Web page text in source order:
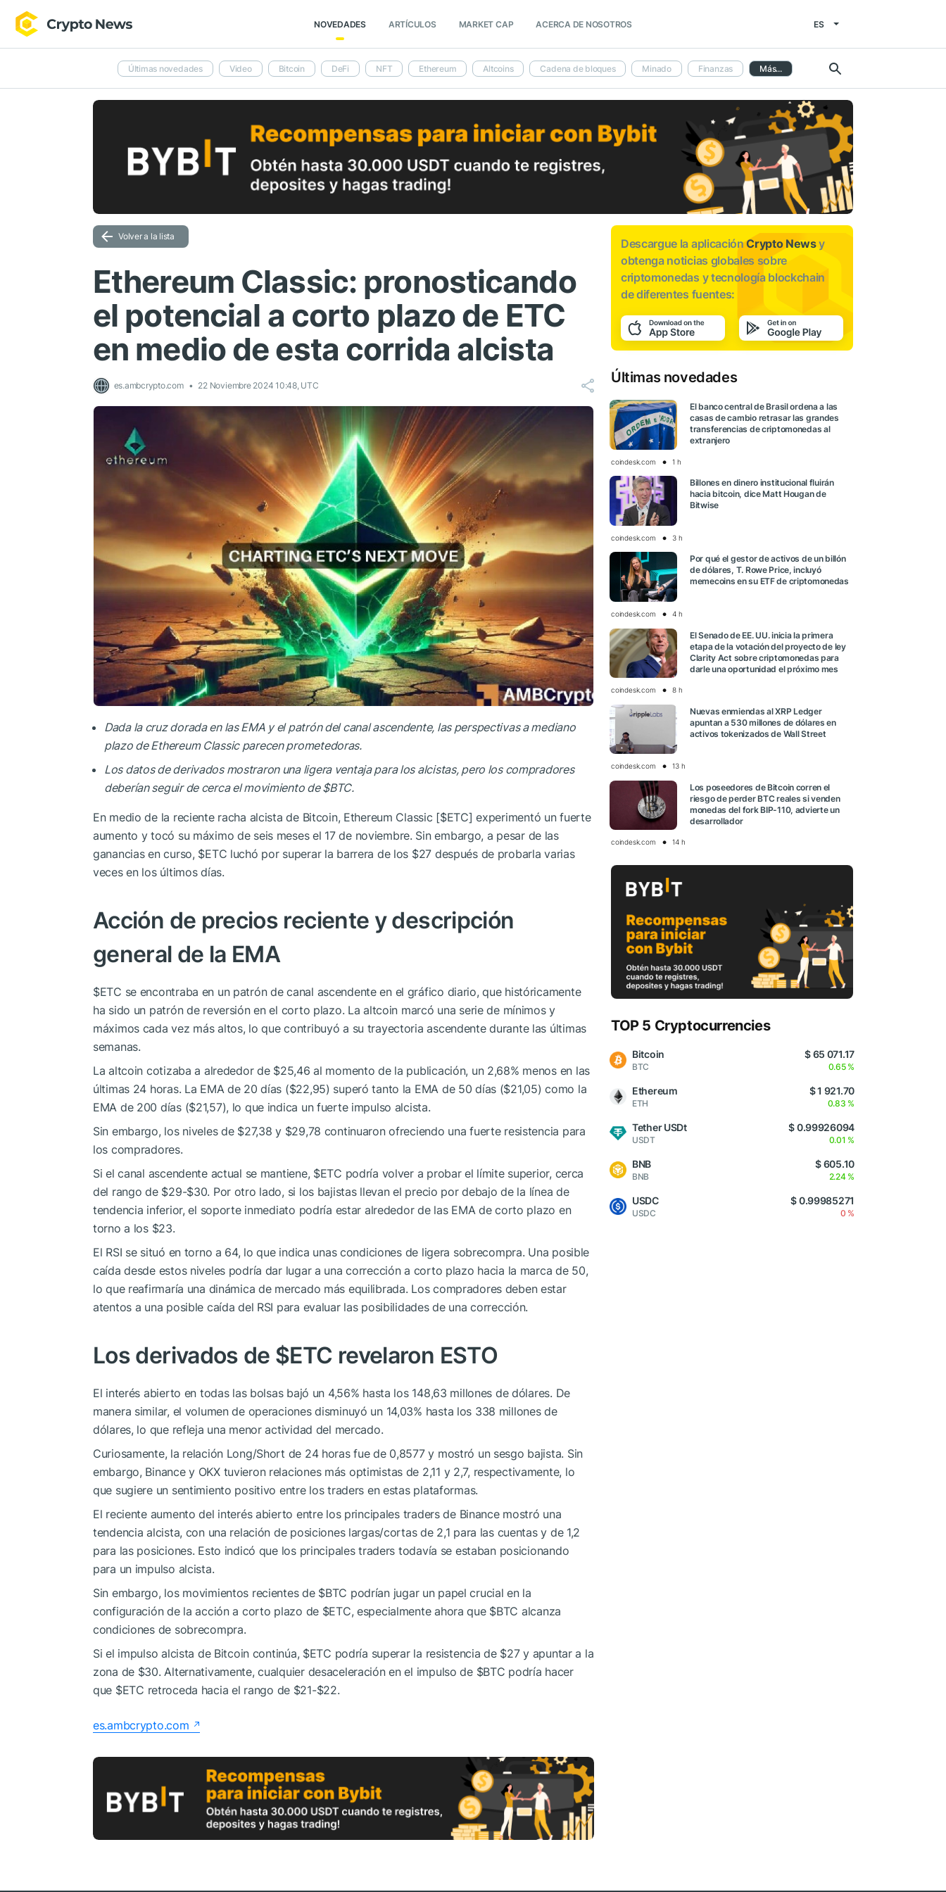
NOVEDADES ARTÍCULOS MARKET CAP ACERCA DE NOSOTROS ES
Últimas novedades Video Bitcoin DeFi NFT Ethereum Altcoins Cadena de bloques Minado Finanzas Más...
Volver a la lista
Ethereum Classic: pronosticando
el potencial a corto plazo de ETC
en medio de esta corrida alcista
es.ambcrypto.com 22 Noviembre 2024 10:48, UTC
Dada la cruz dorada en las EMA y el patrón del canal ascendente, las perspectivas a mediano
plazo de Ethereum Classic parecen prometedoras.
Los datos de derivados mostraron una ligera ventaja para los alcistas, pero los compradores
deberían seguir de cerca el movimiento de$BTC.
En medio de la reciente racha alcista de Bitcoin, Ethereum Classic [$ETC] experimentó un fuerte
aumento y tocó su máximo de seis meses el 17 de noviembre. Sin embargo, a pesar de las
ganancias en curso, $ETC luchó por superar la barrera de los $27 después de probarla varias
veces en los últimos días.
Acción de precios reciente y descripción
general de la EMA
$ETC se encontraba en un patrón de canal ascendente en el gráfico diario, que históricamente
ha sido un patrón de reversión en el corto plazo. La altcoin marcó una serie de mínimos y
máximos cada vez más altos, lo que contribuyó a su trayectoria ascendente durante las últimas
semanas.
La altcoin cotizaba a alrededor de $25,46 al momento de la publicación, un 2,68% menos en las
últimas 24 horas. La EMA de 20 días ($22,95) superó tanto la EMA de 50 días ($21,05) como la
EMA de 200 días ($21,57), lo que indica un fuerte impulso alcista.
Sin embargo, los niveles de $27,38 y $29,78 continuaron ofreciendo una fuerte resistencia para
los compradores.
Si el canal ascendente actual se mantiene, $ETC podría volver a probar el límite superior, cerca
del rango de $29-$30. Por otro lado, si los bajistas llevan el precio por debajo de la línea de
tendencia inferior, el soporte inmediato podría estar alrededor de las EMA de corto plazo en
torno a los $23.
El RSI se situó en torno a 64, lo que indica unas condiciones de ligera sobrecompra. Una posible
caída desde estos niveles podría dar lugar a una corrección a corto plazo hacia la marca de 50,
lo que reafirmaría una dinámica de mercado más equilibrada. Los compradores deben estar
atentos a una posible caída del RSI para evaluar las posibilidades de una corrección.
Los derivados de $ETC revelaron ESTO
El interés abierto en todas las bolsas bajó un 4,56% hasta los 148,63 millones de dólares. De
manera similar, el volumen de operaciones disminuyó un 14,03% hasta los 338 millones de
dólares, lo que refleja una menor actividad del mercado.
Curiosamente, la relación Long/Short de 24 horas fue de 0,8577 y mostró un sesgo bajista. Sin
embargo, Binance y OKX tuvieron relaciones más optimistas de 2,11 y 2,7, respectivamente, lo
que sugiere un sentimiento positivo entre los traders en estas plataformas.
El reciente aumento del interés abierto entre los principales traders de Binance mostró una
tendencia alcista, con una relación de posiciones largas/cortas de 2,1 para las cuentas y de 1,2
para las posiciones. Esto indicó que los principales traders todavía se estaban posicionando
para un impulso alcista.
Sin embargo, los movimientos recientes de $BTC podrían jugar un papel crucial en la
configuración de la acción a corto plazo de $ETC, especialmente ahora que $BTC alcanza
condiciones de sobrecompra.
Si el impulso alcista de Bitcoin continúa, $ETC podría superar la resistencia de $27 y apuntar a la
zona de $30. Alternativamente, cualquier desaceleración en el impulso de $BTC podría hacer
que $ETC retroceda hacia el rango de $21-$22.
es.ambcrypto.com
Descargue la aplicaciónCrypto Newsy
obtenga noticias globales sobre
criptomonedas y tecnología blockchain
de diferentes fuentes:
Últimas novedades
El banco central de Brasil ordena a las
casas de cambio retrasar las grandes
transferencias de criptomonedas al
extranjero
coindesk.com 1 h
Billones en dinero institucional fluirán
hacia bitcoin, dice Matt Hougan de
Bitwise
coindesk.com 3 h
Por qué el gestor de activos de un billón
de dólares, T. Rowe Price, incluyó
memecoins en su ETF de criptomonedas
coindesk.com 4 h
El Senado de EE. UU. inicia la primera
etapa de la votación del proyecto de ley
Clarity Act sobre criptomonedas para
darle una oportunidad el próximo mes
coindesk.com 8 h
Nuevas enmiendas al XRP Ledger
apuntan a 530 millones de dólares en
activos tokenizados de Wall Street
coindesk.com 13 h
Los poseedores de Bitcoin corren el
riesgo de perder BTC reales si venden
monedas del fork BIP-110, advierte un
desarrollador
coindesk.com 14 h
TOP 5 Cryptocurrencies
Bitcoin
BTC
$ 65 071.17
0.65 %
Ethereum
ETH
$ 1 921.70
0.83 %
Tether USDt
USDT
$ 0.99926094
0.01 %
BNB
BNB
$ 605.10
2.24 %
USDC
USDC
$ 0.99985271
0 %